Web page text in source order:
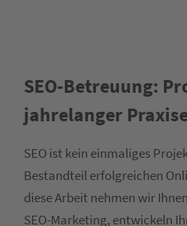
SEO-Betreuung:
jahrelanger
SEO ist kein einmaliges
Bestandteil erfolgreichen
diese Arbeit nehmen wir
SEO-Marketing, entwickeln